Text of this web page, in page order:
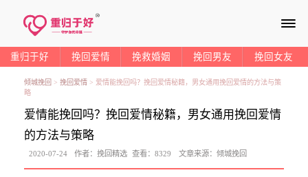
≡
重归于好 挽回爱情 挽救婚姻 挽回男友 挽回女友
倾城挽回 > 挽回爱情> 爱情能挽回吗？挽回爱情秘籍，男女通用挽回爱情的方法与策
略
爱情能挽回吗？挽回爱情秘籍，男女通用挽回爱情
的方法与策略
2020-07-24 作者：挽回精选 查看：8329 文章来源： 倾城挽回